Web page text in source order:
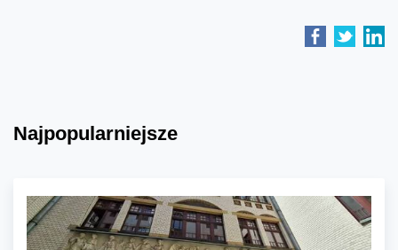
Najpopularniejsze